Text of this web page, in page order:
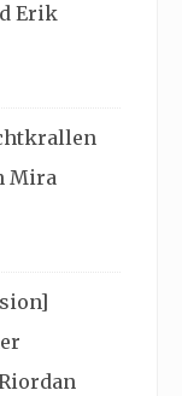
Erik
Mira